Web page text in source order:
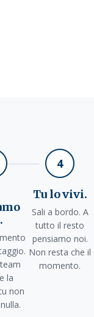
la
non
4
Tu lo vivi.
Sali a bordo. A
tutto il resto
pensiamo noi.
Non resta che il
momento.